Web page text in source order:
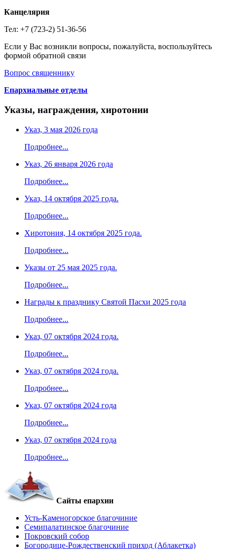
Канцелярия
Тел: +7 (723-2) 51-36-56
Если у Вас возникли вопросы, пожалуйста, воспользуйтесь
формой обратной связи
Вопрос священнику
Епархиальные отделы
Указы, награждения, хиротонии
Указ, 3 мая 2026 года
Подробнее...
Указ, 26 января 2026 года
Подробнее...
Указ, 14 октября 2025 года.
Подробнее...
Хиротония, 14 октября 2025 года.
Подробнее...
Указы от 25 мая 2025 года.
Подробнее...
Награды к празднику Святой Пасхи 2025 года
Подробнее...
Указ, 07 октября 2024 года.
Подробнее...
Указ, 07 октября 2024 года.
Подробнее...
Указ, 07 октября 2024 года
Подробнее...
Указ, 07 октября 2024 года
Подробнее...
Сайты епархии
Усть-Каменогорское благочиние
Семипалатинское благочиние
Покровский собор
Богородице-Рождественский приход (Аблакетка)